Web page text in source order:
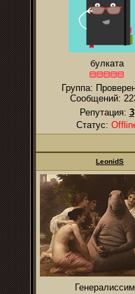
булката
Группа:
Сообщений:
Репутация: 3
Статус:
LeonidS